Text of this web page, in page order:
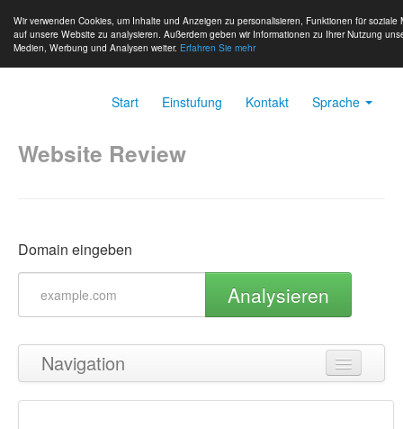
Wir verwenden Cookies, um Inhalte und Anzeigen zu personalisieren, Funktionen für
auf unsere Website zu analysieren. Außerdem geben wir Informationen zu Ihrer Nutzung
Medien, Werbung und Analysen weiter. Erfahren Sie mehr
Start Einstufung Kontakt Sprache
Website Review
Domain eingeben
Analysieren
Navigation
Zurück zum Seitenanfang